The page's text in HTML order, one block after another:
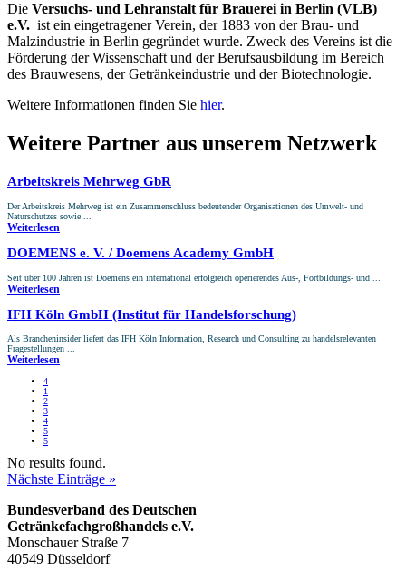
Die Versuchs- und Lehranstalt für Brauerei in Berlin (VLB)
e.V. ist ein eingetragener Verein, der 1883 von der Brau- und
Malzindustrie in Berlin gegründet wurde. Zweck des Vereins ist die
Förderung der Wissenschaft und der Berufsausbildung im Bereich
des Brauwesens, der Getränkeindustrie und der Biotechnologie.
Weitere Informationen finden Sie hier.
Weitere Partner aus unserem Netzwerk
Arbeitskreis Mehrweg GbR
Der Arbeitskreis Mehrweg ist ein Zusammenschluss bedeutender Organisationen des Umwelt- und
Naturschutzes sowie ...
Weiterlesen
DOEMENS e. V. / Doemens Academy GmbH
Seit über 100 Jahren ist Doemens ein international erfolgreich operierendes Aus-, Fortbildungs- und ...
Weiterlesen
IFH Köln GmbH (Institut für Handels­forschung)
Als Brancheninsider liefert das IFH Köln Information, Research und Consulting zu handelsrelevanten
Fragestellungen ...
Weiterlesen
4
1
2
3
4
5
5
No results found.
Nächste Einträge »
Bundesverband des Deutschen
Getränke­fach­großhandels e.V.
Monschauer Straße 7
40549 Düsseldorf